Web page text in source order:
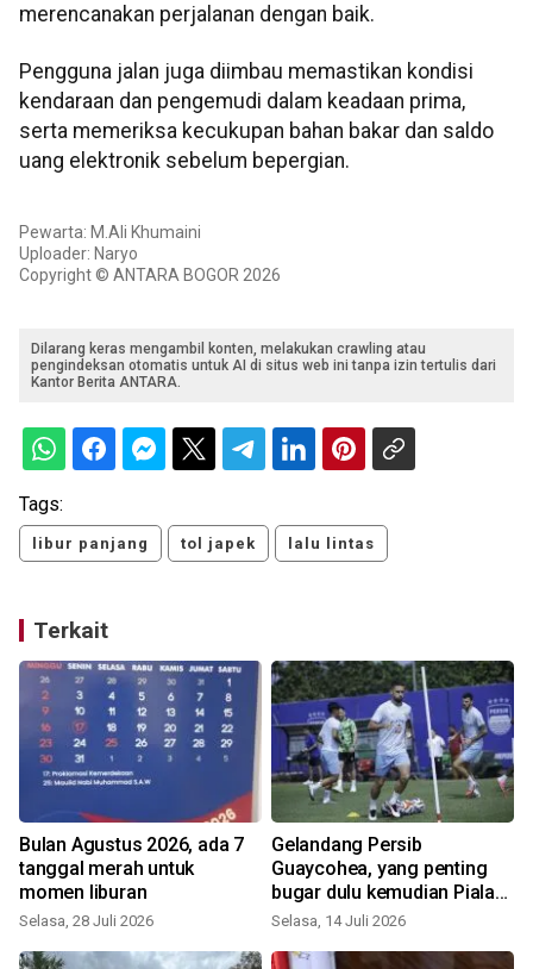
merencanakan perjalanan dengan baik.
Pengguna jalan juga diimbau memastikan kondisi
kendaraan dan pengemudi dalam keadaan prima,
serta memeriksa kecukupan bahan bakar dan saldo
uang elektronik sebelum bepergian.
Pewarta: M.Ali Khumaini
Uploader: Naryo
Copyright © ANTARA BOGOR 2026
Dilarang keras mengambil konten, melakukan crawling atau
pengindeksan otomatis untuk AI di situs web ini tanpa izin tertulis dari
Kantor Berita ANTARA.
Tags:
libur panjang tol japek lalu lintas
Terkait
Bulan Agustus 2026, ada 7
tanggal merah untuk
momen liburan
Selasa, 28 Juli 2026
Gelandang Persib
Guaycohea, yang penting
bugar dulu kemudian Piala
Presiden
Selasa, 14 Juli 2026